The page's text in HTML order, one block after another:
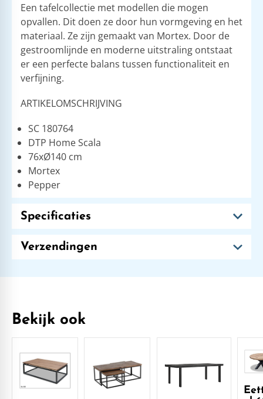
Een tafelcollectie met modellen die mogen
opvallen. Dit doen ze door hun vormgeving en het
materiaal. Ze zijn gemaakt van Mortex. Door de
gestroomlijnde en moderne uitstraling ontstaat
er een perfecte balans tussen functionaliteit en
verfijning.
ARTIKELOMSCHRIJVING
SC 180764
DTP Home Scala
76xØ140 cm
Mortex
Pepper
Specificaties
Verzendingen
Bekijk ook